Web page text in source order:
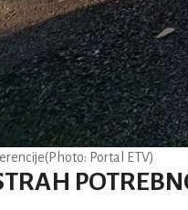
(Photo: Portal ETV)